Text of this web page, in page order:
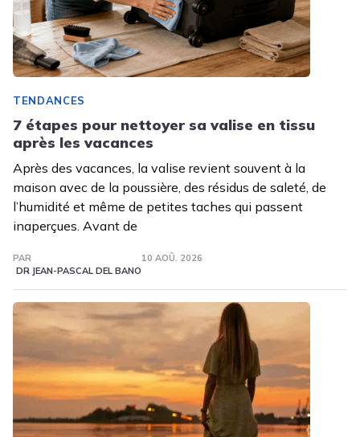
TENDANCES
7 étapes pour nettoyer sa valise en tissu
après les vacances
Après des vacances, la valise revient souvent à la
maison avec de la poussière, des résidus de saleté, de
l’humidité et même de petites taches qui passent
inaperçues. Avant de
PAR
DR JEAN-PASCAL DEL BANO
10 AOÛ. 2026